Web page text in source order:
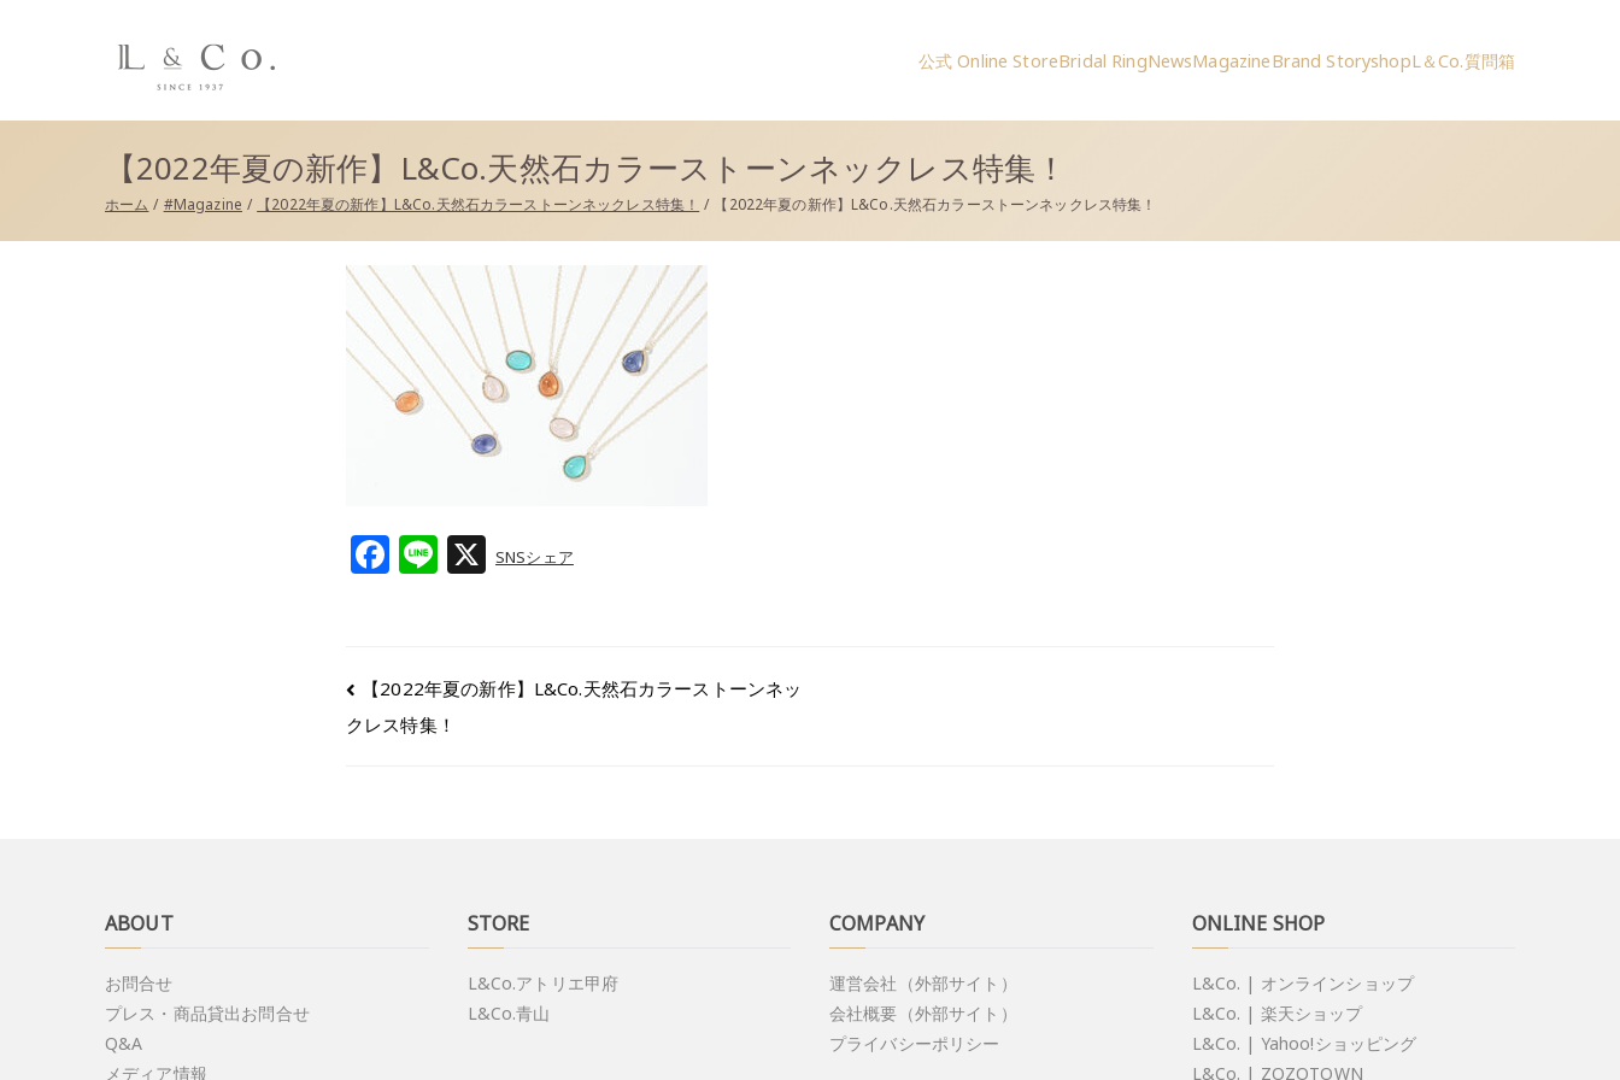
公式 Online StoreBridal RingNewsMagazineBrand StoryshopL＆Co.質問箱
【2022年夏の新作】L&Co.天然石カラーストーンネックレス特集！
ホーム #Magazine 【2022年夏の新作】L&Co.天然石カラーストーンネックレス特集！ 【2022年夏の新作】L&Co.天然石カラーストーンネックレス特集！
F
e
b
o
Li X
SNSシェア
【2022年夏の新作】L&Co.天然石カラーストーンネッ
クレス特集！
ABOUT
お問合せ
プレス・商品貸出お問合せ
Q&A
メディア情報
STORE
L&Co.アトリエ甲府
L&Co.青山
COMPANY
運営会社（外部サイト）
会社概要（外部サイト）
プライバシーポリシー
ONLINE SHOP
L&Co. | オンラインショップ
L&Co. | 楽天ショップ
L&Co. | Yahoo!ショッピング
L&Co. | ZOZOTOWN